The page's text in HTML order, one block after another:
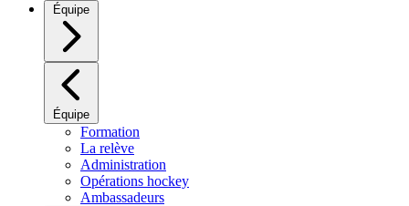
Équipe
Équipe
Formation
La relève
Administration
Opérations hockey
Ambassadeurs